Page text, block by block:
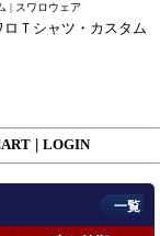
| スワロウェア
Ｔシャツ・カスタム
LOGIN
一覧